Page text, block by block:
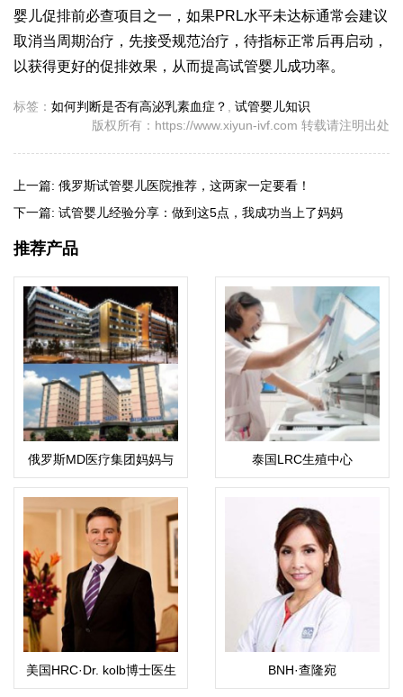
婴儿促排前必查项目之一，如果PRL水平未达标通常会建议
取消当周期治疗，先接受规范治疗，待指标正常后再启动，
以获得更好的促排效果，从而提高试管婴儿成功率。
标签： 如何判断是否有高泌乳素血症？ , 试管婴儿知识
版权所有：https://www.xiyun-ivf.com 转载请注明出处
上一篇: 俄罗斯试管婴儿医院推荐，这两家一定要看！
下一篇: 试管婴儿经验分享：做到这5点，我成功当上了妈妈
推荐产品
俄罗斯MD医疗集团妈妈与
孩子
泰国LRC生殖中心
美国HRC·Dr. kolb博士医生
BNH·查隆宛
（Chalomkwan）